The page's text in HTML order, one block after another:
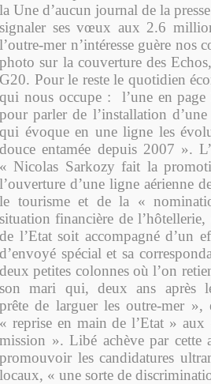
la Une d’aucun journal de la
signaler ses vœux aux 2.6
l’outre-mer n’intéresse guère nos
photo sur la couverture des
G20. Pour le reste le quotidien
qui nous occupe : l’une en page
pour parler de l’installation
qui évoque en une ligne les
douce entamée depuis 2007 ».
« Nicolas Sarkozy fait la
l’ouverture d’une ligne aérienne
le tourisme et de la «
situation financière de
de l’Etat soit accompagné d’un
d’envoyé spécial et sa
deux petites colonnes où l’on
son mari qui, deux ans après
prête de larguer les outre-mer »,
« reprise en main de l’Etat » aux
mission ». Libé achève par cette
promouvoir les candidatures
locaux, « une sorte de